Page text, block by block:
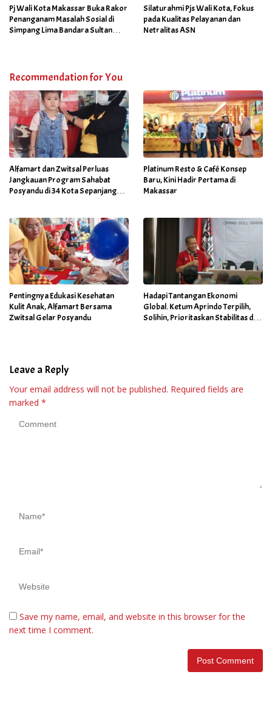
Program Sabtu Bersih
Pj Wali Kota Makassar Buka Rakor
Penanganam Masalah Sosial di
Simpang Lima Bandara Sultan
Silaturahmi Pjs Wali Kota, Fokus
pada Kualitas Pelayanan dan
Netralitas ASN
Recommendation for You
Alfamart dan Zwitsal Perluas
Jangkauan Program Sahabat
Posyandu di 34 Kota Sepanjang
Platinum Resto & Café Konsep
Baru, Kini Hadir Pertama di
Makassar
Pentingnya Edukasi Kesehatan
Kulit Anak, Alfamart Bersama
Zwitsal Gelar Posyandu
Hadapi Tantangan Ekonomi
Global. Ketum Aprindo Terpilih,
Solihin, Prioritaskan Stabilitas dan
Leave a Reply
Your email address will not be published. Required fields are
marked *
Save my name, email, and website in this browser for the
next time I comment.